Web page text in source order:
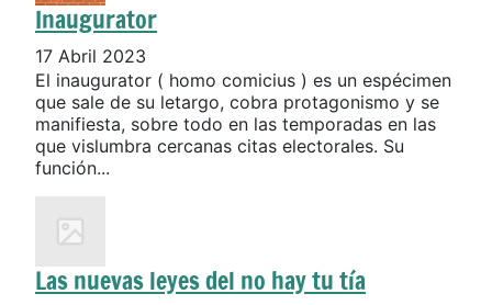
Inaugurator
17 Abril 2023
El inaugurator ( homo comicius ) es un espécimen
que sale de su letargo, cobra protagonismo y se
manifiesta, sobre todo en las temporadas en las
que vislumbra cercanas citas electorales. Su
función...
Las nuevas leyes del no hay tu tía